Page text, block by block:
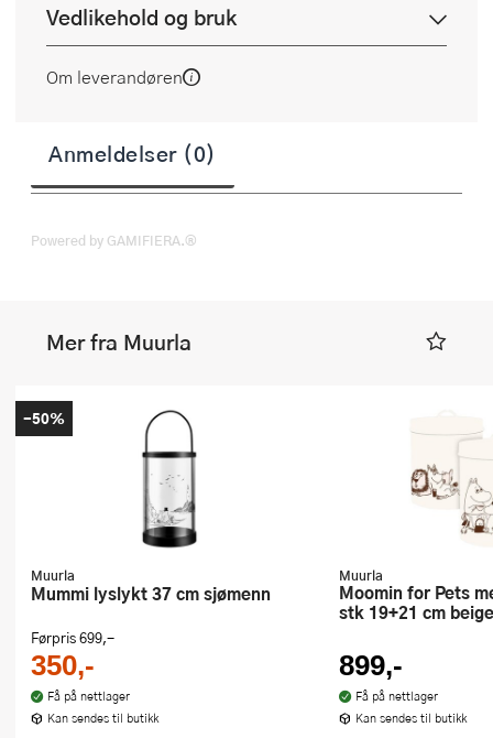
Vedlikehold og bruk
Om leverandøren
Anmeldelser (0)
Powered by GAMIFIERA.®
Mer fra Muurla
Muurla
Mummi lyslykt 37 cm sjømenn
Førpris699,-
350,-
Få på nettlager
Kan sendes til butikk
-50%
Muurla
Moomin for Pets metallbokser 2
stk 19+21 cm beige
899,-
Få på nettlager
Kan sendes til butikk